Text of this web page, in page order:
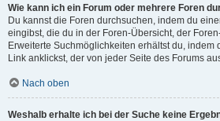
Wie kann ich ein Forum oder mehrere Foren
Du kannst die Foren durchsuchen, indem du
eingibst, die du in der Foren-Übersicht, der
Erweiterte Suchmöglichkeiten erhältst du, indem
Link anklickst, der von jeder Seite des Forums
Nach oben
Weshalb erhalte ich bei der Suche keine